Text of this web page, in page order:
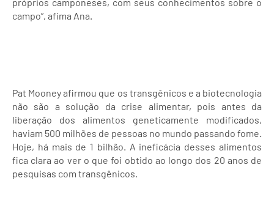
campo”, afima Ana.
Pat Mooney afirmou que os transgênicos e a biotecnologia
não são a solução da crise alimentar, pois antes da
liberação dos alimentos geneticamente modificados,
haviam 500 milhões de pessoas no mundo passando fome.
Hoje, há mais de 1 bilhão. A ineficácia desses alimentos
fica clara ao ver o que foi obtido ao longo dos 20 anos de
pesquisas com transgênicos.